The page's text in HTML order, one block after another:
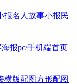
报名人故事小报民
报pc/手机端首页
横版配图方形配图